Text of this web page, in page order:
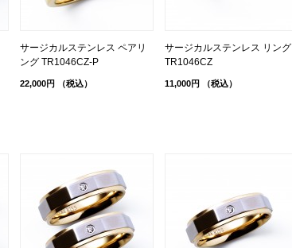
サージカルステンレス ペアリ
ング TR1046CZ-P
22,000円 （税込）
サージカルステンレス リング
TR1046CZ
11,000円 （税込）